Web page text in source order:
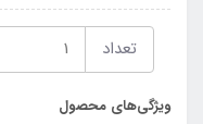
تعداد
ویژگی‌های محصول